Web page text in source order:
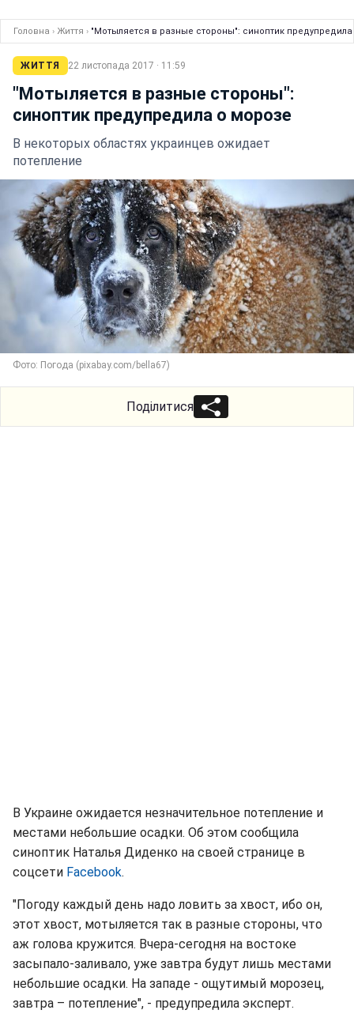
Головна › Життя › "Мотыляется в разные стороны": синоптик
ЖИТТЯ 22 листопада 2017 · 11:59
"Мотыляется в разные стороны":
синоптик предупредила о морозе
В некоторых областях украинцев ожидает
потепление
Фото: Погода (pixabay.com/bella67)
Поділитися
В Украине ожидается незначительное потепление и
местами небольшие осадки. Об этом сообщила
синоптик Наталья Диденко на своей странице в
соцсети Facebook.
"Погоду каждый день надо ловить за хвост, ибо он,
этот хвост, мотыляется так в разные стороны, что
аж голова кружится. Вчера-сегодня на востоке
засыпало-заливало, уже завтра будут лишь местами
небольшие осадки. На западе - ощутимый морозец,
завтра – потепление", - предупредила эксперт.